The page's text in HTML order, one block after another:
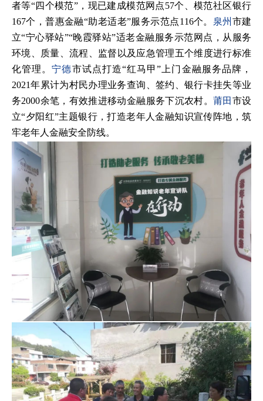
者等“四个模范”，现已建成模范网点57个、模范社区银行
167个，普惠金融“助老适老”服务示范点116个。 泉州 市建
立“宁心驿站”“晚霞驿站”适老金融服务示范网点，从服务
环境、质量、流程、监督以及应急管理五个维度进行标准
化管理。宁德市试点打造“红马甲”上门金融服务品牌，
2021年累计为村民办理业务查询、签约、银行卡挂失等业
务2000余笔，有效推进移动金融服务下沉农村。 莆田 市设
立“夕阳红”主题银行，打造老年人金融知识宣传阵地，筑
牢老年人金融安全防线。